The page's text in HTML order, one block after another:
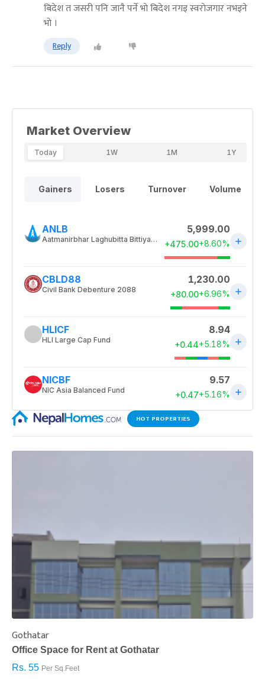
बिदेश त जसरी पनि जानै पर्ने भाे बिदेश नगइ स्वराेजगार नभइने
भाे ।
Reply
HOT PROPERTIES
Gothatar
Office Space for Rent at Gothatar
Rs. 55 Per Sq.Feet